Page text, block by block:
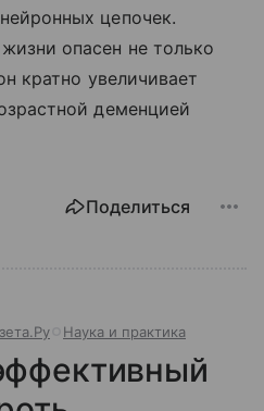
цепочек.
опасен не только
кратно увеличивает
деменцией
Поделиться
Наука и практика